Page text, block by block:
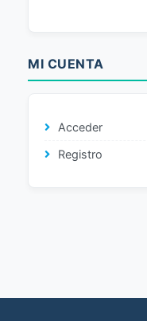
MI CUENTA
Acceder
Registro